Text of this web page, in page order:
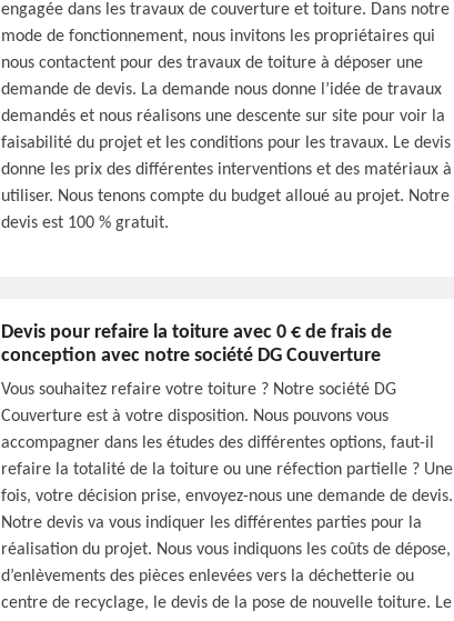
engagée dans les travaux de couverture et toiture. Dans notre
mode de fonctionnement, nous invitons les propriétaires qui
nous contactent pour des travaux de toiture à déposer une
demande de devis. La demande nous donne l’idée de travaux
demandés et nous réalisons une descente sur site pour voir la
faisabilité du projet et les conditions pour les travaux. Le devis
donne les prix des différentes interventions et des matériaux à
utiliser. Nous tenons compte du budget alloué au projet. Notre
devis est 100 % gratuit.
Devis pour refaire la toiture avec 0 € de frais de
conception avec notre société DG Couverture
Vous souhaitez refaire votre toiture ? Notre société DG
Couverture est à votre disposition. Nous pouvons vous
accompagner dans les études des différentes options, faut-il
refaire la totalité de la toiture ou une réfection partielle ? Une
fois, votre décision prise, envoyez-nous une demande de devis.
Notre devis va vous indiquer les différentes parties pour la
réalisation du projet. Nous vous indiquons les coûts de dépose,
d’enlèvements des pièces enlevées vers la déchetterie ou
centre de recyclage, le devis de la pose de nouvelle toiture. Le